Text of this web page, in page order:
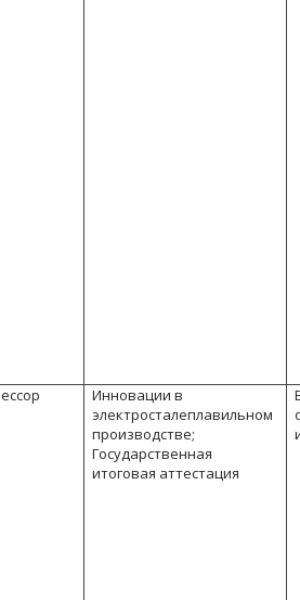
Инновации в
электросталеплавильном
производстве;
Государственная
итоговая аттестация